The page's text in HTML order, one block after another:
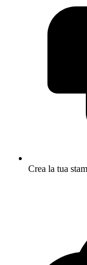
Crea la tua